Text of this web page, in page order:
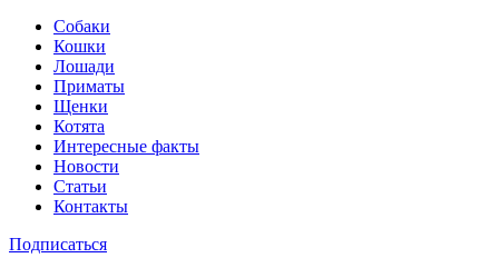
Собаки
Кошки
Лошади
Приматы
Щенки
Котята
Интересные факты
Новости
Статьи
Контакты
Подписаться